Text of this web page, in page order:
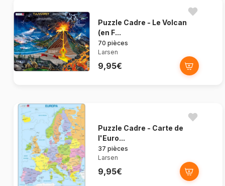
Puzzle Cadre - Le Volcan
(en F...
70 pièces
Larsen
9,95€
Puzzle Cadre - Carte de
l'Euro...
37 pièces
Larsen
9,95€